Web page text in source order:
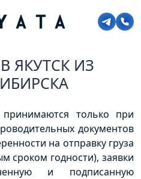
ЯКУТСК ИЗ
только при
документов
на отправку груза
сроком годности), заявки
и подписанную